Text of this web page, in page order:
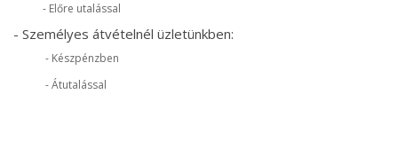
- Előre utalással
- Személyes átvételnél üzletünkben:
- Készpénzben
- Átutalással